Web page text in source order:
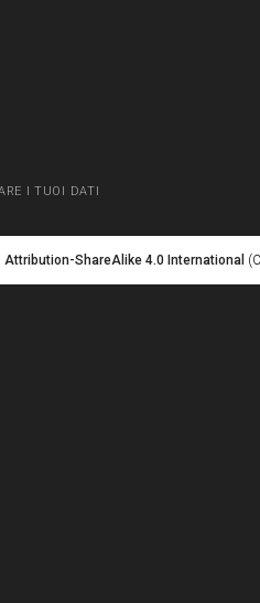
I TUOI DATI
Attribution-ShareAlike 4.0 International